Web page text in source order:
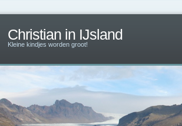
Christian in IJsland
Kleine kindjes worden groot!